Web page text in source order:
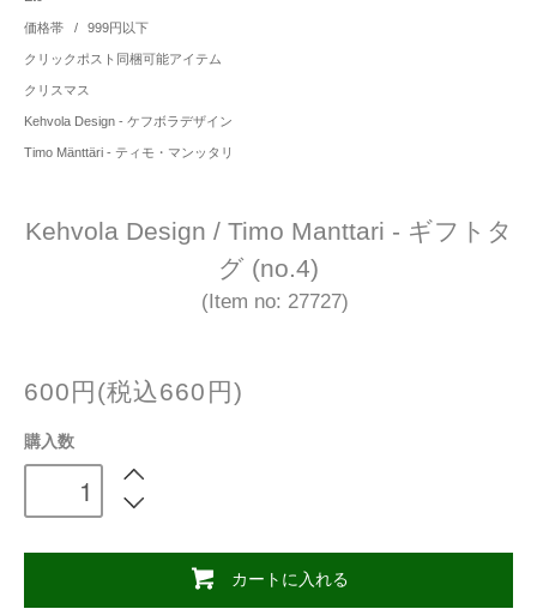
価格帯 / 999円以下
クリックポスト同梱可能アイテム
クリスマス
Kehvola Design - ケフボラデザイン
Timo Mänttäri - ティモ・マンッタリ
Kehvola Design / Timo Manttari - ギフトタ
グ (no.4)
(Item no: 27727)
600円(税込660円)
購入数
カートに入れる